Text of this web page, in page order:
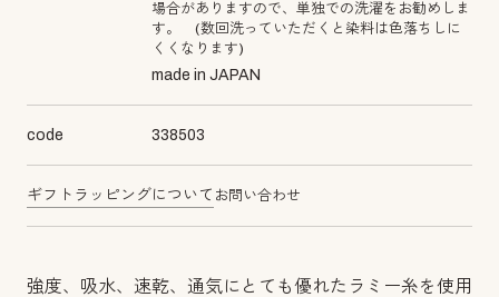
場合がありますので、単独での洗濯をお勧めしま
す。 (数回洗っていただくと染料は色落ちしに
くくなります)
made in JAPAN
code 338503
ギフトラッピングについて お問い合わせ
強度、吸水、速乾、通気にとても優れたラミー糸を使用